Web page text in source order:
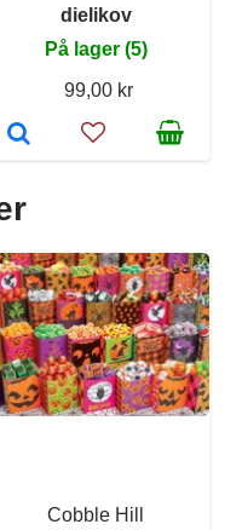
dielikov
På lager (5)
99,00 kr
Cobble Hill